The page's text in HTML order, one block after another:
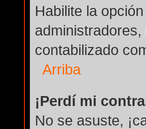
Habilite la
contabilizado
Arriba
¡Perdí mi
No se asuste,